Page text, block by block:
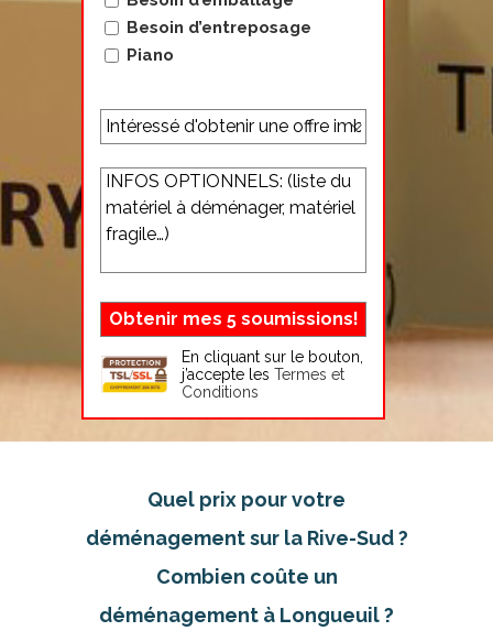
Besoin d’entreposage
Piano
En cliquant sur le bouton,
j’accepte les Termes et
Conditions
Quel prix pour votre
déménagement sur la Rive-Sud ?
Combien coûte un
déménagement à Longueuil ?